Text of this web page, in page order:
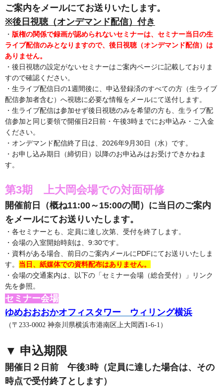
ご案内をメールにてお送りいたします。
※後日視聴（オンデマンド配信）付き
・ 版権の関係で録画が認められないセミナーは、セミナー当日の生
ライブ配信のみとなりますので、後日視聴（オンデマンド配信）は
ありません。
・後日視聴の設定がないセミナーはご案内ページに記載しておりま
すので確認ください。
・生ライブ配信日の1週間後に、申込登録済のすべての方（生ライブ
配信参加者含む）へ視聴に必要な情報をメールにて送付します。
・生ライブ配信は参加せず後日視聴のみを希望の方も、生ライブ配
信参加と同じ要領で開催日2日前・午後3時までにお申込み・ご入金
ください。
・オンデマンド配信終了日は、2026年9月30日（水）です。
・お申し込み期日（締切日）以降のお申込みはお受けできかねま
す。
第3期 上大岡会場での対面研修
開催前日（概ね11:00～15:00の間）に当日のご案内
をメールにてお送りいたします。
・各セミナーとも、定員に達し次第、受付を終了します。
・会場の入室開始時刻は、9:30です。
・資料がある場合、前日のご案内メールにPDFにてお送りいたしま
す。 当日、紙媒体での資料配布はありません。
・会場の交通案内は、以下の「セミナー会場（総合受付）」リンク
先を参照。
セミナー会場
ゆめおおおかオフィスタワー ウィリング横浜
（〒233-0002 神奈川県横浜市港南区上大岡西1-6-1）
▼ 申込期限
開催日２日前 午後3時（定員に達した場合は、その
時点で受付終了とします）